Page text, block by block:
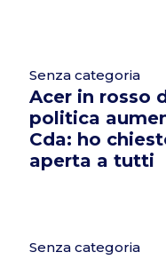
Senza categoria
Acer in rosso
politica
Cda: ho
aperta a tutti
Senza categoria